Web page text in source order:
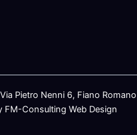
Pietro Nenni 6, Fiano Romano
FM-Consulting Web Design